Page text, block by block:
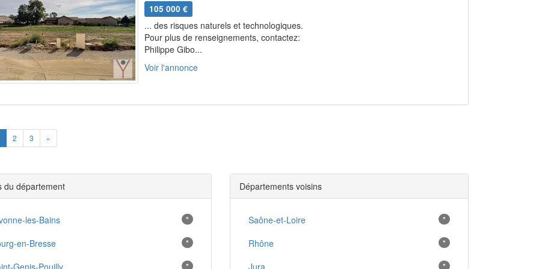
105 000 €
... des risques naturels et technologiques.
Pour plus de renseignements, contactez:
Philippe Gibo...
Voir l'annonce
2 3 »
du département
les-Bains *
en-Bresse *
Genis-Pouilly *
Départements voisins
Saône-et-Loire *
Rhône *
Jura *